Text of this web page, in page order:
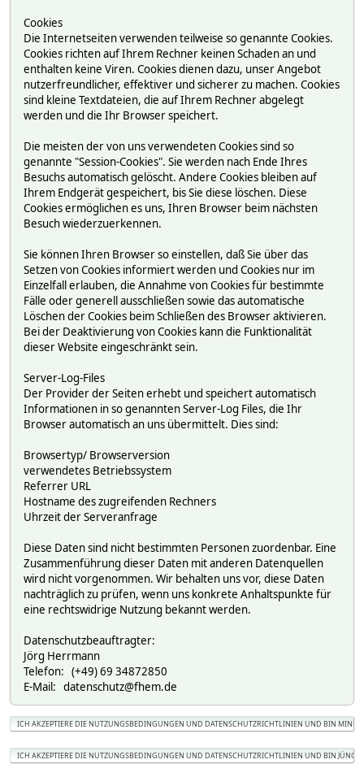
Cookies
Die Internetseiten verwenden teilweise so genannte Cookies.
Cookies richten auf Ihrem Rechner keinen Schaden an und
enthalten keine Viren. Cookies dienen dazu, unser Angebot
nutzerfreundlicher, effektiver und sicherer zu machen. Cookies
sind kleine Textdateien, die auf Ihrem Rechner abgelegt
werden und die Ihr Browser speichert.
Die meisten der von uns verwendeten Cookies sind so
genannte "Session-Cookies". Sie werden nach Ende Ihres
Besuchs automatisch gelöscht. Andere Cookies bleiben auf
Ihrem Endgerät gespeichert, bis Sie diese löschen. Diese
Cookies ermöglichen es uns, Ihren Browser beim nächsten
Besuch wiederzuerkennen.
Sie können Ihren Browser so einstellen, daß Sie über das
Setzen von Cookies informiert werden und Cookies nur im
Einzelfall erlauben, die Annahme von Cookies für bestimmte
Fälle oder generell ausschließen sowie das automatische
Löschen der Cookies beim Schließen des Browser aktivieren.
Bei der Deaktivierung von Cookies kann die Funktionalität
dieser Website eingeschränkt sein.
Server-Log-Files
Der Provider der Seiten erhebt und speichert automatisch
Informationen in so genannten Server-Log Files, die Ihr
Browser automatisch an uns übermittelt. Dies sind:
Browsertyp/ Browserversion
verwendetes Betriebssystem
Referrer URL
Hostname des zugreifenden Rechners
Uhrzeit der Serveranfrage
Diese Daten sind nicht bestimmten Personen zuordenbar. Eine
Zusammenführung dieser Daten mit anderen Datenquellen
wird nicht vorgenommen. Wir behalten uns vor, diese Daten
nachträglich zu prüfen, wenn uns konkrete Anhaltspunkte für
eine rechtswidrige Nutzung bekannt werden.
Datenschutzbeauftragter:
Jörg Herrmann
Telefon: (+49) 69 34872850
E-Mail: datenschutz@fhem.de